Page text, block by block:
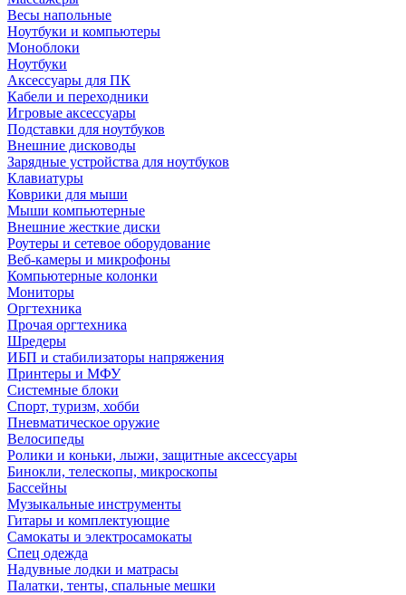
Весы напольные
Ноутбуки и компьютеры
Моноблоки
Ноутбуки
Аксессуары для ПК
Кабели и переходники
Игровые аксессуары
Подставки для ноутбуков
Внешние дисководы
Зарядные устройства для ноутбуков
Клавиатуры
Коврики для мыши
Мыши компьютерные
Внешние жесткие диски
Роутеры и сетевое оборудование
Веб-камеры и микрофоны
Компьютерные колонки
Мониторы
Оргтехника
Прочая оргтехника
Шредеры
ИБП и стабилизаторы напряжения
Принтеры и МФУ
Системные блоки
Спорт, туризм, хобби
Пневматическое оружие
Велосипеды
Ролики и коньки, лыжи, защитные аксессуары
Бинокли, телескопы, микроскопы
Бассейны
Музыкальные инструменты
Гитары и комплектующие
Самокаты и электросамокаты
Спец одежда
Надувные лодки и матрасы
Палатки, тенты, спальные мешки